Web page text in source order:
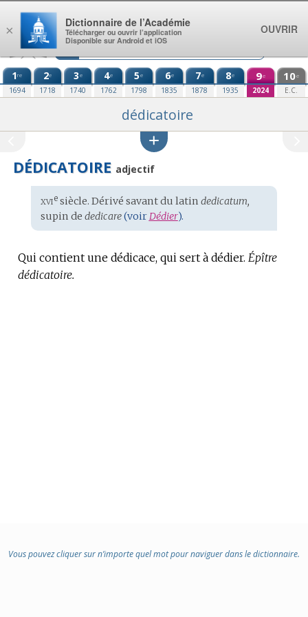
Aller au contenu
1re
1694
2e
1718
3e
1740
4e
1762
5e
1798
6e
1835
7e
1878
8e
1935
9e
2024
10e
E.C.
dédicatoire
DÉDICATOIRE adjectif
Étymologie
:
xviesiècle. Dérivé savant du latin dedicatum,
supin de dedicare(voirDédier).
Qui contient une dédicace, qui sert à dédier. Épître
dédicatoire.
Vous pouvez cliquer sur n’importe quel mot pour naviguer dans le dictionnaire.
×
Dictionnaire de l’Académie
Télécharger ou ouvrir l’application
Disponible sur Android et iOS
OUVRIR